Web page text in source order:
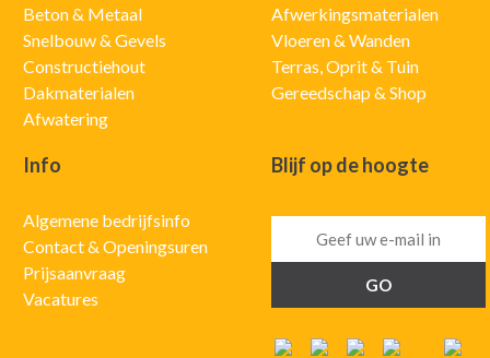
Beton & Metaal
Snelbouw & Gevels
Constructiehout
Dakmaterialen
Afwatering
Afwerkingsmaterialen
Vloeren & Wanden
Terras, Oprit & Tuin
Gereedschap & Shop
Info
Algemene bedrijfsinfo
Contact & Openingsuren
Prijsaanvraag
Vacatures
Blijf op de hoogte